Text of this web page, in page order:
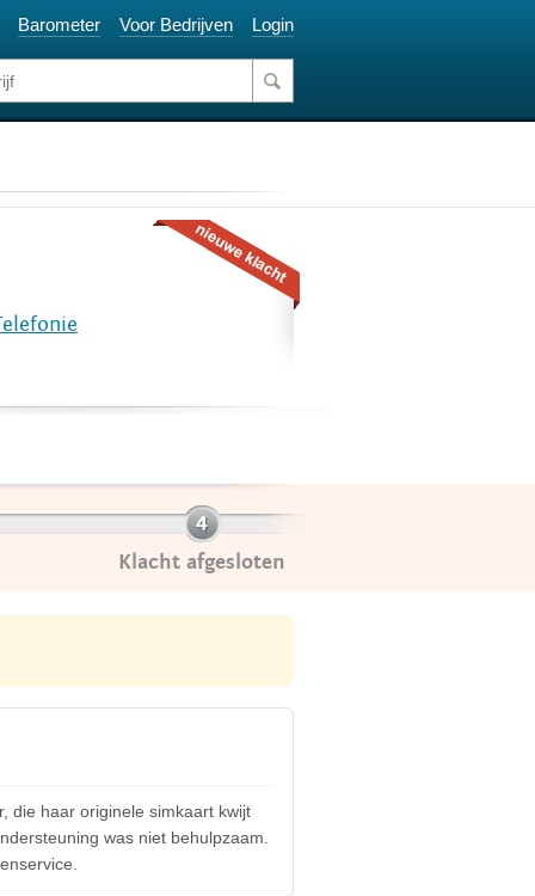
Barometer Voor Bedrijven Login
Klacht afgesloten
die haar originele simkaart kwijt
was niet behulpzaam.